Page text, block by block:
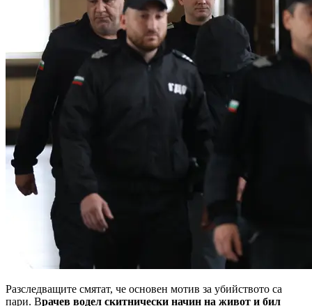
Разследващите смятат, че основен мотив за убийството са
пари. Врачев водел скитнически начин на живот и бил